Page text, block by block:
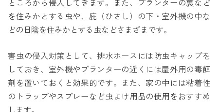
ところから侵入してきます。また、プランターの裏など
を住みかとする虫や、庇（ひさし）の下・室外機の中な
どの日陰を住みかとする虫などさまざまです。
害虫の侵入対策として、排水ホースには防虫キャップを
しておき、室外機やプランターの近くには屋外用の毒餌
剤を置いておくと効果的です。また、家の中には粘着性
のトラップやスプレーなど虫よけ用品の使用をおすすめ